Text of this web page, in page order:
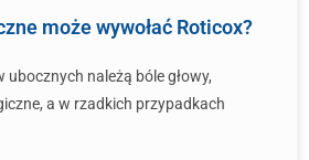
może wywołać Roticox?
należą bóle głowy,
a w rzadkich przypadkach